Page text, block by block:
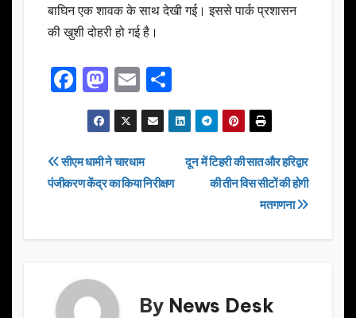
बाघिन एक शावक के साथ देखी गई। इससे पार्क प्रशासन
की खुशी दोहरी हो गई है।
F
a
c
e
b
o
M
a
st
o
d
n
E
m
ail
h
ar
e
Post
navigation
दून में टिहरी की सात और हरिद्वार
की तीन विस सीटों की होगी
मतगणना
सीएम धामी ने चारधाम
पंजीकरण केंद्र का किया निरीक्षण
By News Desk